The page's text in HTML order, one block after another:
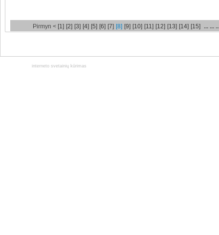
Pirmyn < [1] [2] [3] [4] [5] [6] [7] [8] [9] [10] [11] [12] [13] [14] [15] ... ...
interneto svetainių kūrimas